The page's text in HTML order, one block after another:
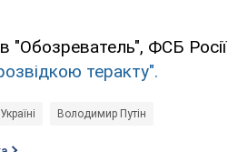
"Обозреватель", ФСБ Росії
теракту".
Володимир Путін